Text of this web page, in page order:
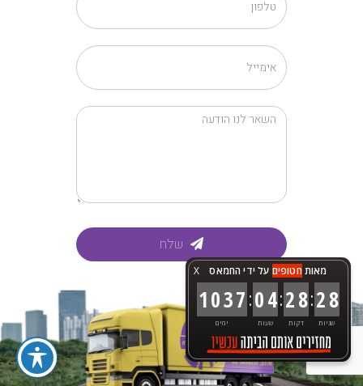
X מאותחטופים על ידי החמאס
1037
ימים
:04
שעות
:28
דקות
:30
שניות
שלח